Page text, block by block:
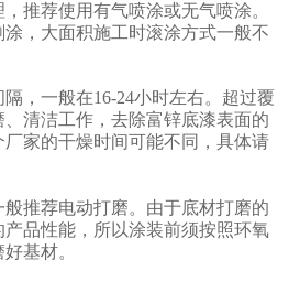
推荐使用有气喷涂或无气喷涂。
，大面积施工时滚涂方式一般不
，一般在16-24小时左右。超过覆
清洁工作，去除富锌底漆表面的
家的干燥时间可能不同，具体请
推荐电动打磨。由于底材打磨的
品性能，所以涂装前须按照环氧
基材。